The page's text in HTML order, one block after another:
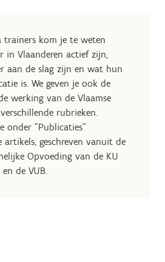
trainers kom je te weten
in Vlaanderen actief zijn,
aan de slag zijn en wat hun
is. We geven je ook de
werking van de Vlaamse
rubrieken.
onder "Publicaties"
artikels, geschreven vanuit de
Opvoeding van de KU
de VUB.